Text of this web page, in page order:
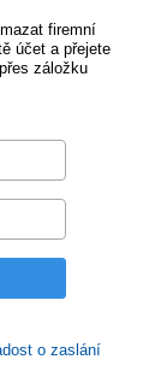
firemní
účet a přejete
záložku
o zaslání